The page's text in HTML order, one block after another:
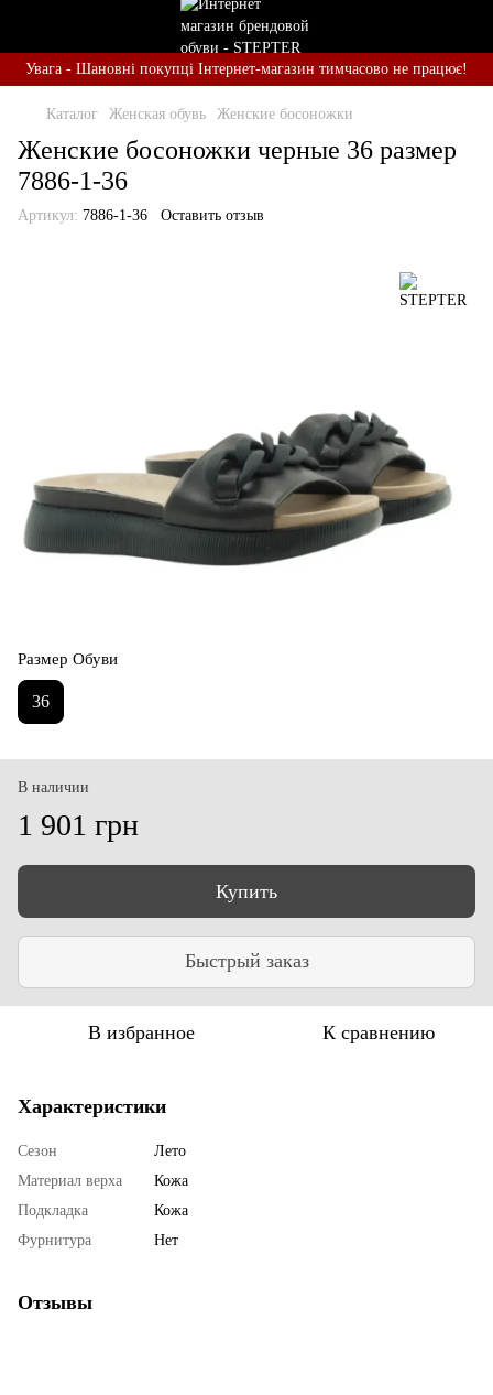
Увага - Шановні покупці Інтернет-магазин тимчасово не працює!
Каталог Женская обувь Женские босоножки
Женские босоножки черные 36 размер
7886-1-36
Артикул: 7886-1-36 Оставить отзыв
Размер Обуви
36
В наличии
1 901 грн
Купить
Быстрый заказ
В избранное К сравнению
Характеристики
Сезон
Лето
Материал верха
Кожа
Подкладка
Кожа
Фурнитура
Нет
Отзывы